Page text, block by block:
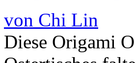
von Chi Lin
Diese Origami